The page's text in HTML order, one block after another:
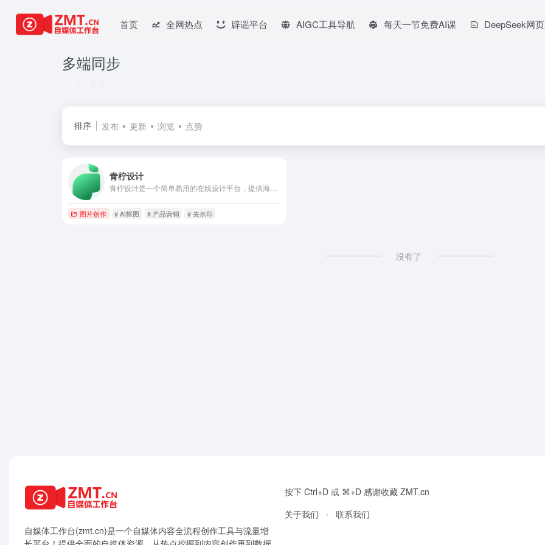
首页 全网热点 辟谣平台 AIGC工具导航 每天一节免费AI课 DeepSeek网
多端同步
排序 发布 更新 浏览 点赞
青柠设计
图片创作 # AI抠图 # 产品营销 # 去水印
没有了
自媒体工作台(zmt.cn)是一个自媒体内容全流程创作工具与流量增
按下 Ctrl+D 或 ⌘+D 感谢收藏 ZMT.cn
关于我们
联系我们